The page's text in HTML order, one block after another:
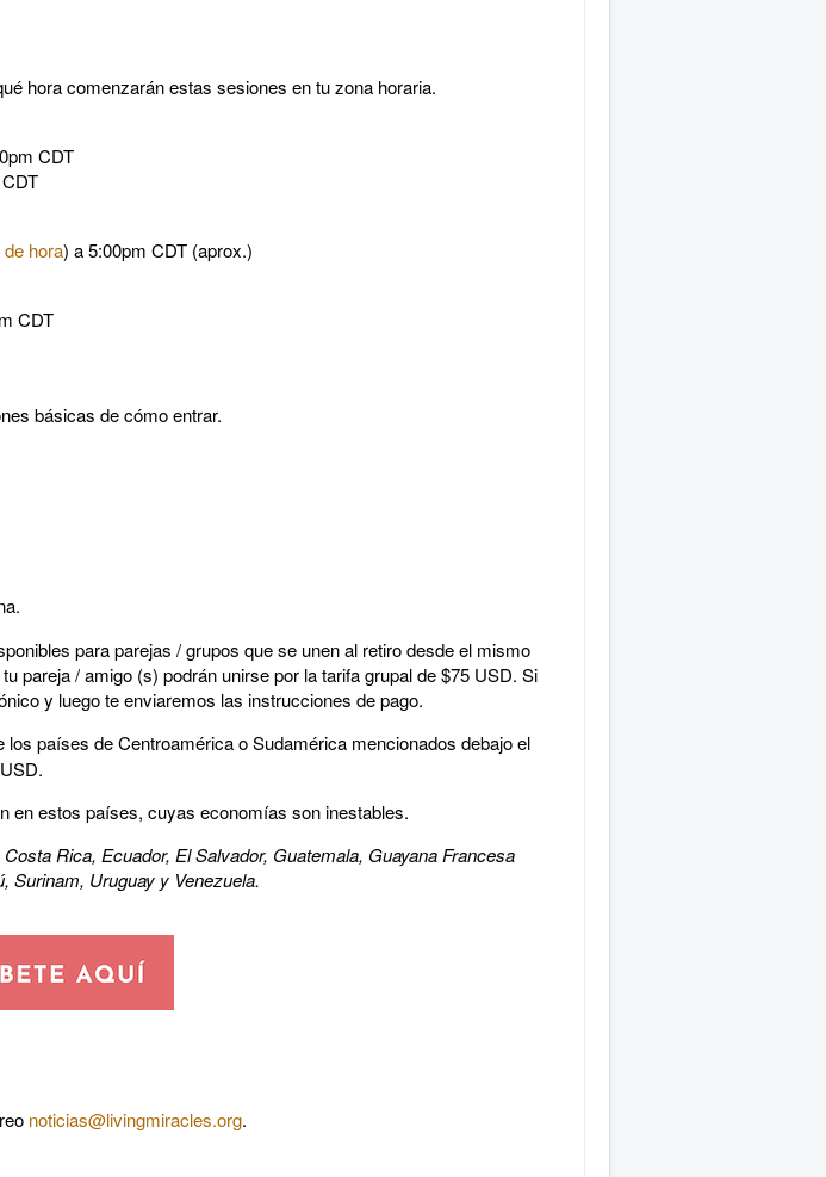
hora comenzarán estas sesiones en tu zona horaria.
CDT
hora) a 5:00pm CDT (aprox.)
CDT
básicas de cómo entrar.
para parejas / grupos que se unen al retiro desde el mismo
pareja / amigo (s) podrán unirse por la tarifa grupal de $75 USD. Si
y luego te enviaremos las instrucciones de pago.
los países de Centroamérica o Sudamérica mencionados debajo el
en estos países, cuyas economías son inestables.
Rica, Ecuador, El Salvador, Guatemala, Guayana Francesa
Surinam, Uruguay y Venezuela.
noticias@livingmiracles.org.